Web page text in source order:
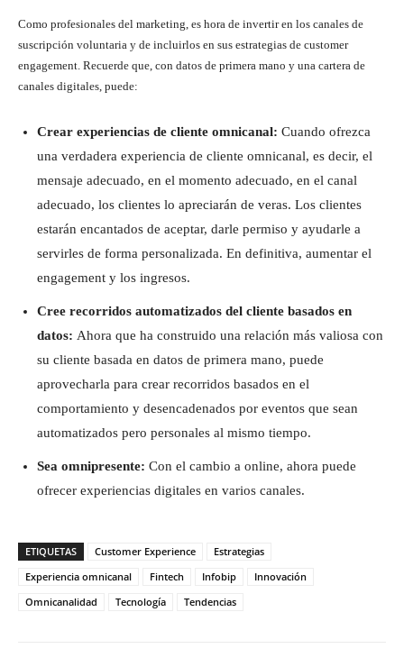
Como profesionales del marketing, es hora de invertir en los canales de
suscripción voluntaria y de incluirlos en sus estrategias de customer
engagement. Recuerde que, con datos de primera mano y una cartera de
canales digitales, puede:
Crear experiencias de cliente omnicanal: Cuando ofrezca
una verdadera experiencia de cliente omnicanal, es decir, el
mensaje adecuado, en el momento adecuado, en el canal
adecuado, los clientes lo apreciarán de veras. Los clientes
estarán encantados de aceptar, darle permiso y ayudarle a
servirles de forma personalizada. En definitiva, aumentar el
engagement y los ingresos.
Cree recorridos automatizados del cliente basados en
datos: Ahora que ha construido una relación más valiosa con
su cliente basada en datos de primera mano, puede
aprovecharla para crear recorridos basados en el
comportamiento y desencadenados por eventos que sean
automatizados pero personales al mismo tiempo.
Sea omnipresente: Con el cambio a online, ahora puede
ofrecer experiencias digitales en varios canales.
ETIQUETAS Customer Experience
Estrategias
Experiencia omnicanal
Fintech Infobip
Innovación
Omnicanalidad
Tecnología Tendencias